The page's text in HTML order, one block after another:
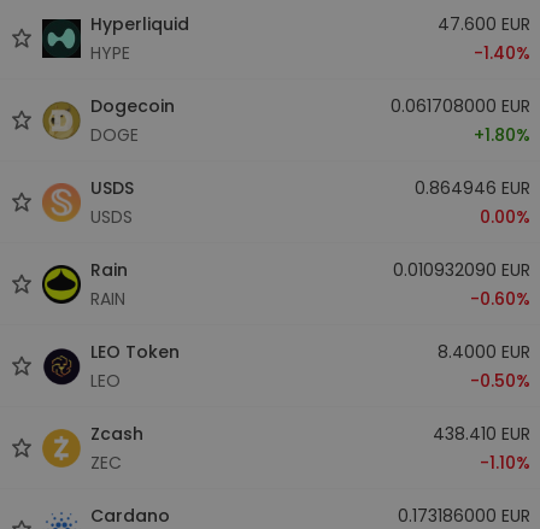
Hyperliquid
HYPE
47.600 EUR
-1.40%
Dogecoin
DOGE
0.061708000 EUR
+1.80%
USDS
USDS
0.864946 EUR
0.00%
Rain
RAIN
0.010932090 EUR
-0.60%
LEO Token
LEO
8.4000 EUR
-0.50%
Zcash
ZEC
438.410 EUR
-1.10%
Cardano
0.173186000 EUR